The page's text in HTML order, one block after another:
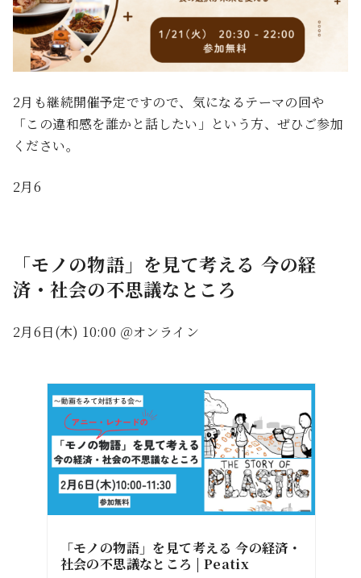
2月も継続開催予定ですので、気になるテーマの回や
「この違和感を誰かと話したい」という方、ぜひご参加
ください。
2月6
「モノの物語」を見て考える 今の経
済・社会の不思議なところ
2月6日(木) 10:00 ＠オンライン
「モノの物語」を見て考える 今の経済・
社会の不思議なところ | Peatix